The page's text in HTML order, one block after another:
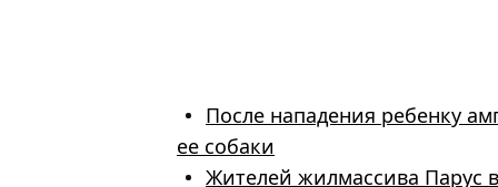
После нападения ребенку
ее собаки
Жителей жилмассива Парус